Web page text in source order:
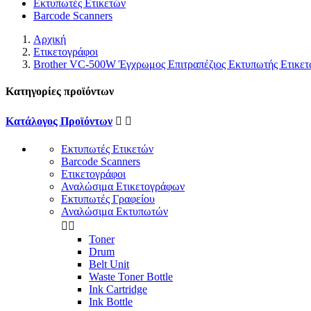
Εκτυπωτές Ετικετών
Barcode Scanners
Αρχική
Ετικετογράφοι
Brother VC-500W Έγχρωμος Επιτραπέζιος Εκτυπωτής
Κατηγορίες προϊόντων
Κατάλογος Προϊόντων  
Εκτυπωτές Ετικετών
Barcode Scanners
Ετικετογράφοι
Αναλώσιμα Ετικετογράφων
Εκτυπωτές Γραφείου
Αναλώσιμα Εκτυπωτών
 
Toner
Drum
Belt Unit
Waste Toner Bottle
Ink Cartridge
Ink Bottle